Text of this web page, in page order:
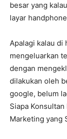
besar yang
layar
Apalagi kalau di
mengeluarkan
dengan
dilakukan oleh
google, belum
Siapa
Marketing yang